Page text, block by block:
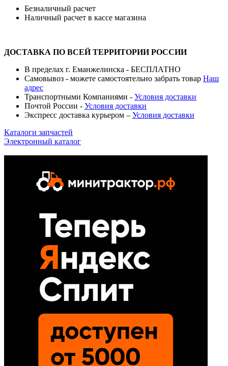
Безналичный расчет
Наличный расчет в кассе магазина
ДОСТАВКА ПО ВСЕЙ ТЕРРИТОРИИ РОССИИ
В пределах г. Еманжелинска - БЕСПЛАТНО
Самовывоз - можете самостоятельно забрать товар Наш
адрес
Транспортными Компаниями - Условия доставки
Почтой России - Условия доставки
Экспресс доставка курьером – Условия доставки
Каталоги запчастей
Электронный каталог